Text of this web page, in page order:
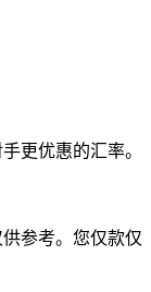
更优惠的汇率。
参考。您仅款仅